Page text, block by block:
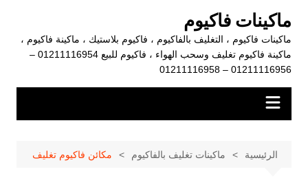
المحتوى
ماكينات فاكيوم
ماكينات فاكيوم ، التغليف بالفاكيوم ، فاكيوم بلاستيك ، ماكينة فاكيوم ،
ماكينة فاكيوم تغليف وسحب الهواء ، فاكيوم للبيع 01211116954 –
01211116956 – 01211116958
الرئيسية ماكينات تغليف بالفاكيوم مكائن فاكيوم‎ تغليف